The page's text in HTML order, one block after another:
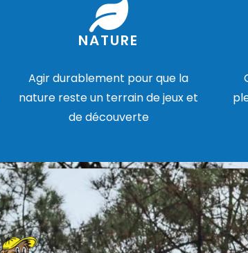
NATURE
Agir durablement pour que la
nature reste un terrain de jeux et
de découverte